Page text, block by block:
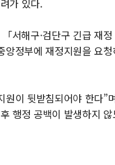
가 있다.
서해구·검단구 긴급 재정
정부에 재정지원을 요
이 뒷받침되어야 한다”
행정 공백이 발생하지